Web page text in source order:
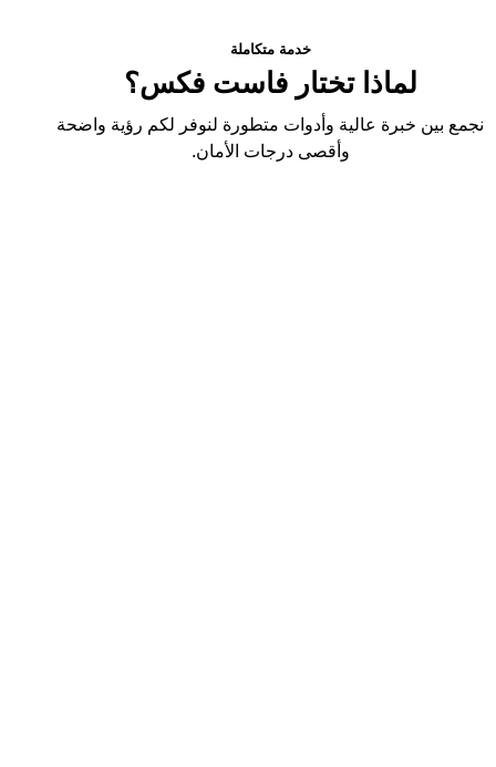
خدمة متكاملة
لماذا تختار فاست فكس؟
نجمع بين خبرة عالية وأدوات متطورة لنوفر لكم رؤية واضحة
وأقصى درجات الأمان.